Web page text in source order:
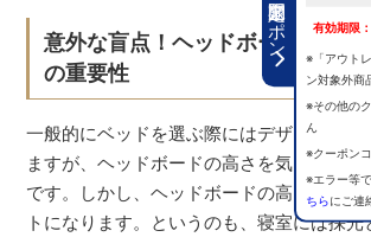
期間限定クーポン 有効期限
※「アウト
ン対象外商
※その他の
ん
※クーポン
※エラー等
ちらにご連
意外な盲点！ヘッドボードの高さ
の重要性
一般的にベッドを選ぶ際にはデザインや大
ますが、ヘッドボードの高さを気にする方
です。しかし、ヘッドボードの高さは意外
トになります。というのも、寝室には採